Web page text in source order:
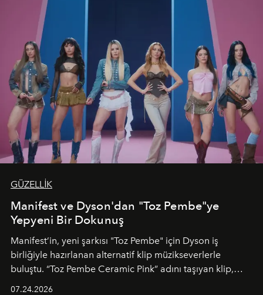
GÜZELLİK
Manifest ve Dyson'dan "Toz Pembe"ye
Yepyeni Bir Dokunuş
Manifest’in, yeni şarkısı "Toz Pembe" için Dyson iş
birliğiyle hazırlanan alternatif klip müzikseverlerle
buluştu. “Toz Pembe Ceramic Pink” adını taşıyan klip,
07.24.2026